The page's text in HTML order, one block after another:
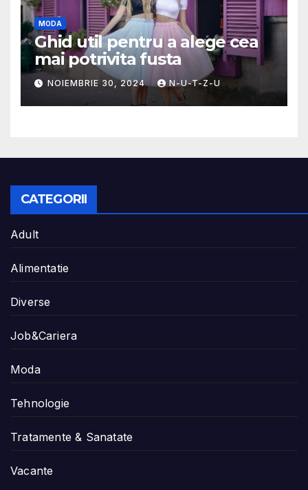
MODA
Ghid util pentru a alege cea
mai potrivita fusta
NOIEMBRIE 30, 2024 N-U-T-Z-U
CATEGORII
Adult
Alimentatie
Diverse
Job&Cariera
Moda
Tehnologie
Tratamente & Sanatate
Vacante